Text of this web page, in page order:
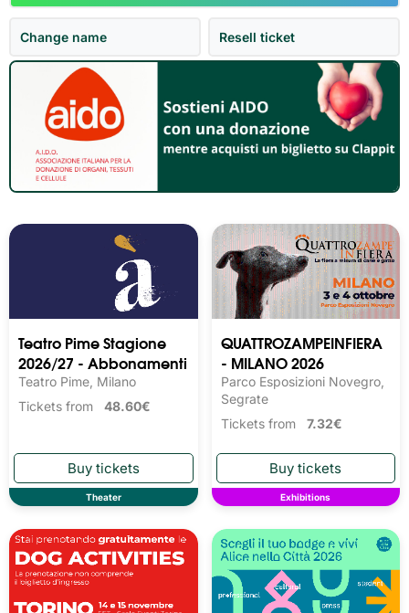
Teatro Pime Stagione
2026/27 - Abbonamenti
Teatro Pime, Milano
Tickets from 48.60€
Theater
QUATTROZAMPEINFIERA
- MILANO 2026
Parco Esposizioni Novegro,
Segrate
Tickets from 7.32€
Exhibitions
Change name Resell ticket